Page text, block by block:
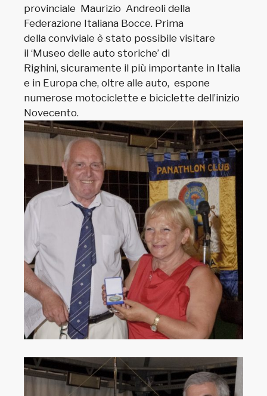
provinciale Maurizio Andreoli della
Federazione Italiana Bocce. Prima
della conviviale è stato possibile visitare
il ‘Museo delle auto storiche’ di
Righini, sicuramente il più importante in Italia
e in Europa che, oltre alle auto, espone
numerose motociclette e biciclette dell’inizio
Novecento.